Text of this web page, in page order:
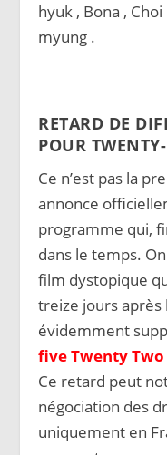
hyuk , Bona ,
myung .
RETARD DE
POUR
Ce n’est pas la
annonce
programme qui,
dans le temps.
film dystopique
treize jours
évidemment
five Twenty Two
Ce retard peut
négociation des
uniquement en